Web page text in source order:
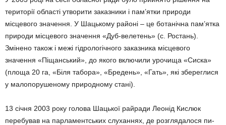
території області утворити заказники і пам’ятки природи
місцевого значення. У Шацькому районі – це ботанічна пам’ятка
природи місцевого значення «Дуб-велетень» (с. Ростань).
Змінено також і межі гідрологічного заказника місцевого
значення «Піщанський», до якого включили урочища «Сиска»
(площа 20 га, «Біля табора», «Бредень», «Гать», які збереглися
у малопорушеному природному стані).
13 січня 2003 року голова Шацької райради Леонід Кислюк
перебував на парламентських слуханнях, де розглядалося пи­